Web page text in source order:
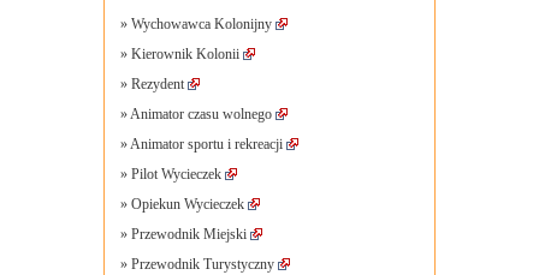
» Wychowawca Kolonijny
» Kierownik Kolonii
» Rezydent
»Animator czasu wolnego
»Animator sportu i rekreacji
» Pilot Wycieczek
» Opiekun Wycieczek
» Przewodnik Miejski
» Przewodnik Turystyczny